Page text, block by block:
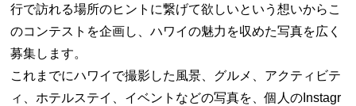
行で訪れる場所のヒントに繋げて欲しいという想いからこ
のコンテストを企画し、ハワイの魅力を収めた写真を広く
募集します。
これまでにハワイで撮影した風景、グルメ、アクティビテ
ィ、ホテルステイ、イベントなどの写真を、個人のInstagr